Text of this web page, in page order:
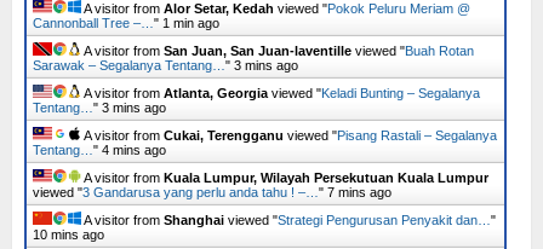
A visitor from Alor Setar, Kedah viewed "Pokok Peluru Meriam @
Cannonball Tree –… " 1 min ago
A visitor from San Juan, San Juan-laventille viewed "Buah Rotan
Sarawak – Segalanya Tentang… " 3 mins ago
A visitor from Atlanta, Georgia viewed "Keladi Bunting – Segalanya
Tentang… " 3 mins ago
A visitor from Cukai, Terengganu viewed "Pisang Rastali – Segalanya
Tentang… " 4 mins ago
A visitor from Kuala Lumpur, Wilayah Persekutuan Kuala Lumpur
viewed "3 Gandarusa yang perlu anda tahu ! –… " 7 mins ago
A visitor from Shanghai viewed "Strategi Pengurusan Penyakit dan… "
11 mins ago